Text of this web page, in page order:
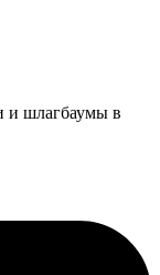
и шлагбаумы в